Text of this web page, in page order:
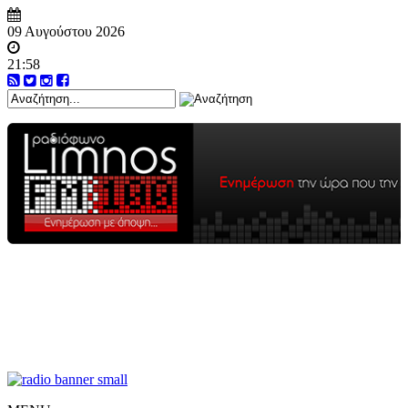
09 Αυγούστου 2026
21:58